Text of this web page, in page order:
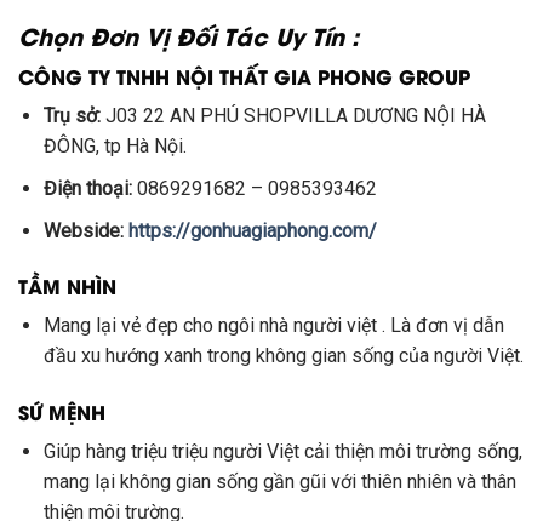
Chọn Đơn Vị Đối Tác Uy Tín :
CÔNG TY TNHH NỘI THẤT GIA PHONG GROUP
Trụ sở:J03 22 AN PHÚ SHOPVILLA DƯƠNG NỘI HÀ
ĐÔNG, tp Hà Nội.
Điện thoại:0869291682 – 0985393462
Webside: https://gonhuagiaphong.com/
TẦM NHÌN
Mang lại vẻ đẹp cho ngôi nhà người việt . Là đơn vị dẫn
đầu xu hướng xanh trong không gian sống của người Việt.
SỨ MỆNH
Giúp hàng triệu triệu người Việt cải thiện môi trường sống,
mang lại không gian sống gần gũi với thiên nhiên và thân
thiện môi trường.